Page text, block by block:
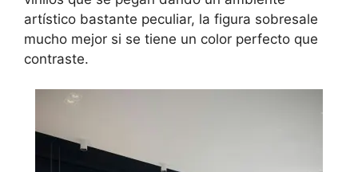
artístico bastante peculiar, la figura sobresale
mucho mejor si se tiene un color perfecto que
contraste.